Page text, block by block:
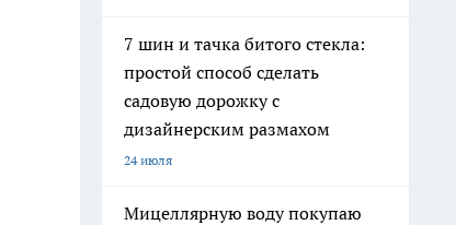
7 шин и тачка битого стекла:
простой способ сделать
садовую дорожку с
дизайнерским размахом
24 июля
Мицеллярную воду покупаю